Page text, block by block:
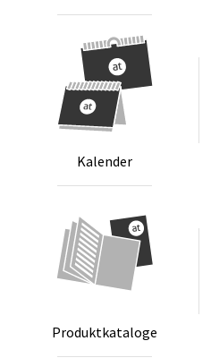
Ka­len­der
Pro­dukt­ka­ta­lo­ge